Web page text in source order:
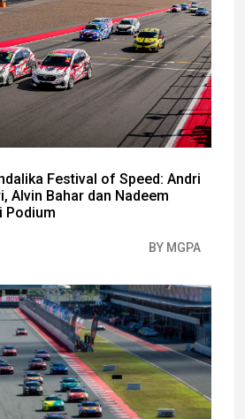
Festival of Speed: Andri
Alvin Bahar dan Nadeem
Podium
BY MGPA